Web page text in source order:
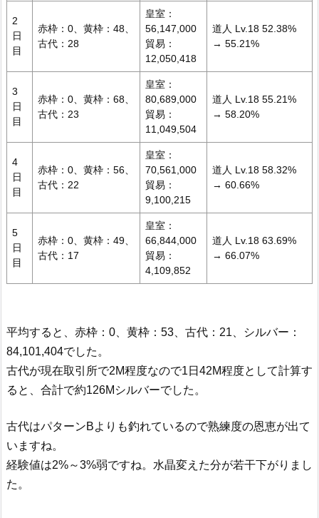
2
日
目
赤枠：0、黄枠：48、
古代：28
皇室：
56,147,000
貿易：
12,050,418
道人 Lv.18 52.38%
→ 55.21%
3
日
目
赤枠：0、黄枠：68、
古代：23
皇室：
80,689,000
貿易：
11,049,504
道人 Lv.18 55.21%
→ 58.20%
4
日
目
赤枠：0、黄枠：56、
古代：22
皇室：
70,561,000
貿易：
9,100,215
道人 Lv.18 58.32%
→ 60.66%
5
日
目
赤枠：0、黄枠：49、
古代：17
皇室：
66,844,000
貿易：
4,109,852
道人 Lv.18 63.69%
→ 66.07%
平均すると、赤枠：0、黄枠：53、古代：21、シルバー：
84,101,404でした。
古代が現在取引所で2M程度なので1日42M程度として計算す
ると、合計で約126Mシルバーでした。
古代はパターンBよりも釣れているので熟練度の恩恵が出て
いますね。
経験値は2%～3%弱ですね。水晶変えた分が若干下がりまし
た。